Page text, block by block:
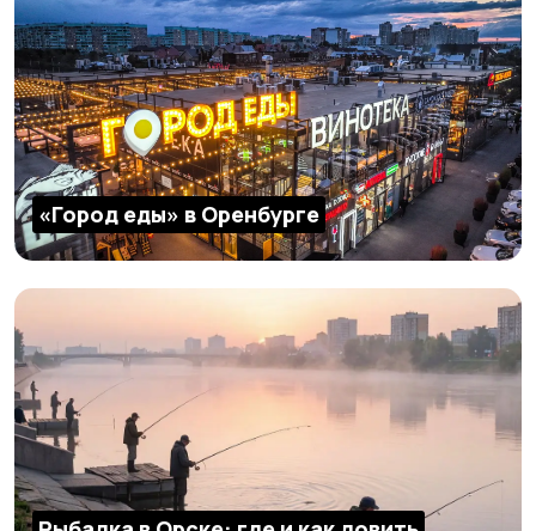
«Город еды» в Оренбурге